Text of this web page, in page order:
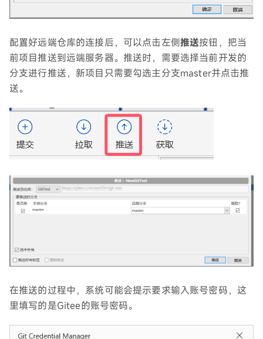
配置好远端仓库的连接后，可以点击左侧推送按钮，把当
前项目推送到远端服务器。推送时，需要选择当前开发的
分支进行推送，新项目只需要勾选主分支master并点击推
送。
在推送的过程中，系统可能会提示要求输入账号密码，这
里填写的是Gitee的账号密码。